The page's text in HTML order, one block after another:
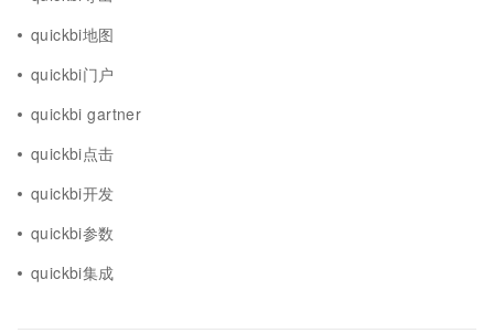
quickbi地图
quickbi门户
quickbi gartner
quickbi点击
quickbi开发
quickbi参数
quickbi集成